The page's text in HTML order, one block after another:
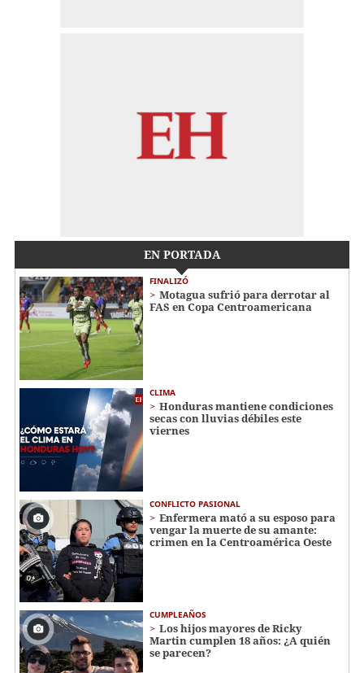
EN PORTADA
FINALIZÓ
Motagua sufrió para derrotar al
FAS en Copa Centroamericana
CLIMA
Honduras mantiene condiciones
secas con lluvias débiles este
viernes
CONFLICTO PASIONAL
Enfermera mató a su esposo para
vengar la muerte de su amante:
crimen en la Centroamérica Oeste
CUMPLEAÑOS
Los hijos mayores de Ricky
Martin cumplen 18 años: ¿A quién
se parecen?